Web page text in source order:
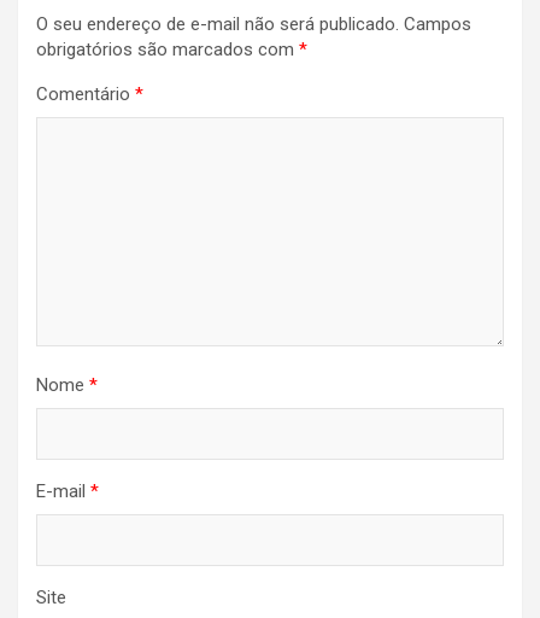
O seu endereço de e-mail não será publicado. Campos
obrigatórios são marcados com *
Comentário *
Nome *
E-mail *
Site